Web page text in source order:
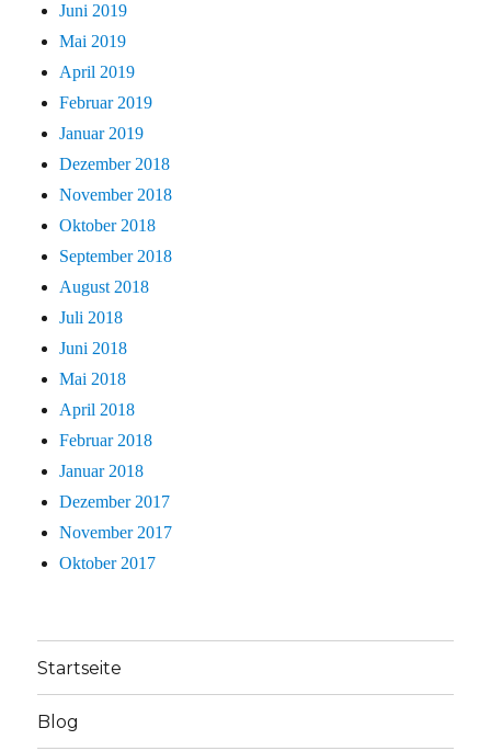
Juni 2019
Mai 2019
April 2019
Februar 2019
Januar 2019
Dezember 2018
November 2018
Oktober 2018
September 2018
August 2018
Juli 2018
Juni 2018
Mai 2018
April 2018
Februar 2018
Januar 2018
Dezember 2017
November 2017
Oktober 2017
Startseite
Blog